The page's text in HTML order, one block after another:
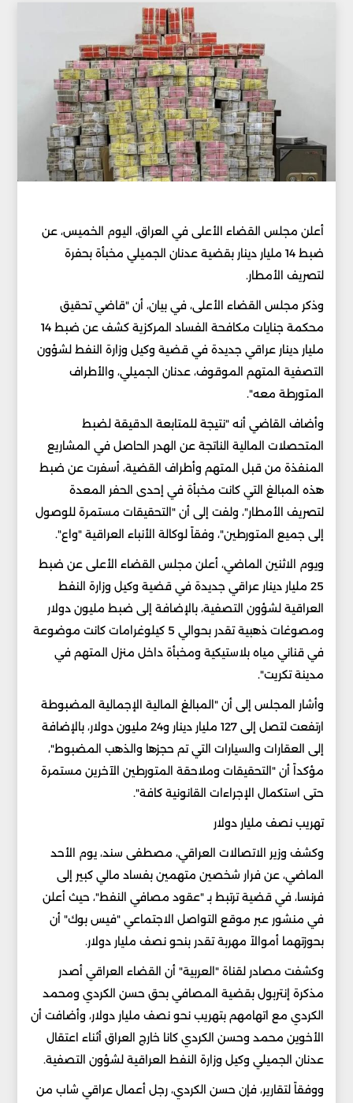
أعلن مجلس القضاء الأعلى في العراق، اليوم الخميس، عن
ضبط 14 مليار دينار بقضية عدنان الجميلي مخبأة بحفرة
لتصريف الأمطار.
وذكر مجلس القضاء الأعلى، في بيان، أن "قاضي تحقيق
محكمة جنايات مكافحة الفساد المركزية كشف عن ضبط 14
مليار دينار عراقي جديدة في قضية وكيل وزارة النفط لشؤون
التصفية المتهم الموقوف، عدنان الجميلي، والأطراف
المتورطة معه".
وأضاف القاضي أنه "نتيجة للمتابعة الدقيقة لضبط
المتحصلات المالية الناتجة عن الهدر الحاصل في المشاريع
المنفذة من قبل المتهم وأطراف القضية، أسفرت عن ضبط
هذه المبالغ التي كانت مخبأة في إحدى الحفر المعدة
لتصريف الأمطار"، ولفت إلى أن "التحقيقات مستمرة للوصول
إلى جميع المتورطين"، وفقاً لوكالة الأنباء العراقية "واع".
ويوم الاثنين الماضي، أعلن مجلس القضاء الأعلى عن ضبط
25 مليار دينار عراقي جديدة في قضية وكيل وزارة النفط
العراقية لشؤون التصفية، بالإضافة إلى ضبط مليون دولار
ومصوغات ذهبية تقدر بحوالي 5 كيلوغرامات كانت موضوعة
في قناني مياه بلاستيكية ومخبأة داخل منزل المتهم في
مدينة تكريت".
وأشار المجلس إلى أن "المبالغ المالية الإجمالية المضبوطة
ارتفعت لتصل إلى 127 مليار دينار و24 مليون دولار، بالإضافة
إلى العقارات والسيارات التي تم حجزها والذهب المضبوط"،
مؤكداً أن "التحقيقات وملاحقة المتورطين الآخرين مستمرة
حتى استكمال الإجراءات القانونية كافة".
تهريب نصف مليار دولار
وكشف وزير الاتصالات العراقي، مصطفى سند، يوم الأحد
الماضي، عن فرار شخصين متهمين بفساد مالي كبير إلى
فرنسا، في قضية ترتبط بـ "عقود مصافي النفط"، حيث أعلن
في منشور عبر موقع التواصل الاجتماعي "فيس بوك" أن
بحوزتهما أموالاً مهربة تقدر بنحو نصف مليار دولار.
وكشفت مصادر لقناة "العربية" أن القضاء العراقي أصدر
مذكرة إنتربول بقضية المصافي بحق حسن الكردي ومحمد
الكردي مع اتهامهم بتهريب نحو نصف مليار دولار، وأضافت أن
الأخوين محمد وحسن الكردي كانا خارج العراق أثناء اعتقال
عدنان الجميلي وكيل وزارة النفط العراقية لشؤون التصفية.
ووفقاً لتقارير، فإن حسن الكردي، رجل أعمال عراقي شاب من